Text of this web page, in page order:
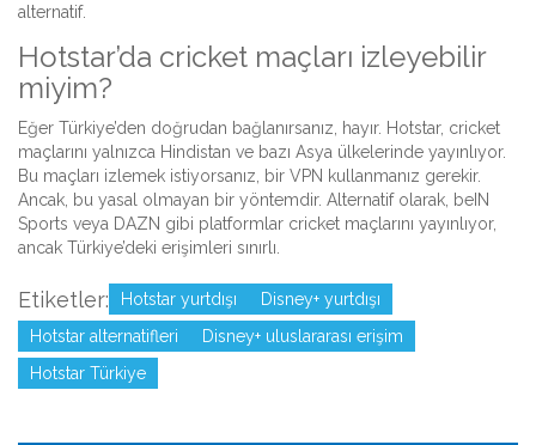
alternatif.
Hotstar’da cricket maçları izleyebilir
miyim?
Eğer Türkiye’den doğrudan bağlanırsanız, hayır. Hotstar, cricket
maçlarını yalnızca Hindistan ve bazı Asya ülkelerinde yayınlıyor.
Bu maçları izlemek istiyorsanız, bir VPN kullanmanız gerekir.
Ancak, bu yasal olmayan bir yöntemdir. Alternatif olarak, beIN
Sports veya DAZN gibi platformlar cricket maçlarını yayınlıyor,
ancak Türkiye’deki erişimleri sınırlı.
Etiketler: Hotstar yurtdışı
Disney+ yurtdışı
Hotstar alternatifleri
Disney+ uluslararası erişim
Hotstar Türkiye